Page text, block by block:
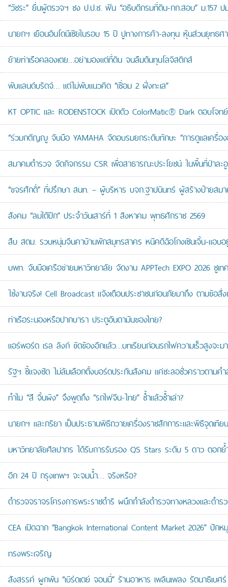
“วัชระ” ยื่นผู้ตรวจฯ ชง ป.ป.ช. ฟัน “อธิบดีกรมที่ดิน-กก.สอบ” ม.157 ป
นายกฯ เยือนอินโดนีเซียในรอบ 15 ปี ปูทางการค้า-ลงทุน หุ้นส่วนยุทธศ
ย้ายท่าเรือคลองเตย…อย่ามองแต่ที่ดิน จนลืมต้นทุนโลจิสติกส์
พับแลนด์บริดจ์… แต่ไม่พับแนวคิด “เชื่อม 2 ฝั่งทะเล”
KT OPTIC และ RODENSTOCK เปิดตัว ColorMatic® Dark ตอบโจ
“ร่วมกตัญญู จับมือ YAMAHA จัดอบรมยกระดับทักษะ “การดูแลเครื่อ
สมาคมตำรวจ จัดกิจกรรม CSR เพื่อสาธารณะประโยชน์ ในพื้นที่ป่าละอู
“ขจรศักดิ์” ที่ปรึกษา สนท. – ผู้บริหาร บจก.ฐาปนินทร์ ผู้สร้างป้ายสม
สังคม “ลมใต้ปีก” ประจำวันเสาร์ที่ 1 สิงหาคม พุทธศักราช 2569
สืบ สตม. รวบหนุ่มจีนคาบ้านพักสมุทรสาคร หนีคดีฉ้อโกงเซินเจิ้น-แอบอ
บพท. จับมือเครือข่ายมหาวิทยาลัย จัดงาน APPTech EXPO 2026 ชูเ
ใช้งานจริง! Cell Broadcast แจ้งเตือนประชาชนก่อนภัยมาถึง ตามข้อสั่
ท่าเรือระนองหรือปากบารา ประตูอันดามันของไทย?
แอร์พอร์ต เรล ลิงก์ ขัดข้องอีกแล้ว…บทเรียนก่อนรถไฟความเร็วสูงจะม
รัฐฯ ชี้แจงชัด ไม่ล้มเลือกตั้งบอร์ดประกันสังคม แค่ชะลอชั่วคราวตามค
ทำไม “สี จิ้นผิง” จึงพูดถึง “รถไฟจีน-ไทย” ซ้ำแล้วซ้ำเล่า?
นายกฯ และภริยา เป็นประธานพิธีถวายเครื่องราชสักการะและพิธีจุดเ
มหาวิทยาลัยศิลปากร ได้รับการรับรอง QS Stars ระดับ 5 ดาว ตอก
อีก 24 ปี กรุงเทพฯ จะจมน้ำ… จริงหรือ?
ตำรวจจราจรโครงการพระราชดำริ ผนึกกำลังตำรวจทางหลวงและตำ
CEA เปิดฉาก “Bangkok International Content Market 2026” ปั
ทรงพระเจริญ
สังสรรค์ ผูกพัน “เบิร์ดเดย์ จอนนี่” ร้านอาหาร เพลินเพลง รัตนาธิเบศ